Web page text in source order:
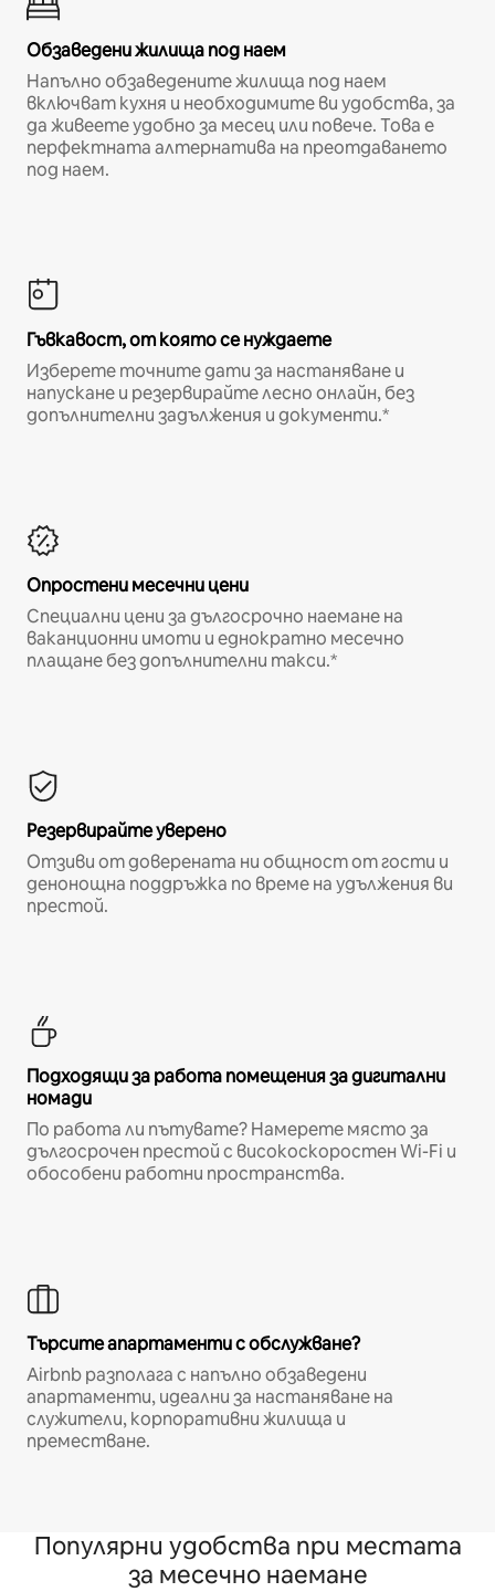
Обзаведени жилища под наем
Напълно обзаведените жилища под наем
включват кухня и необходимите ви удобства, за
да живеете удобно за месец или повече. Това е
перфектната алтернатива на преотдаването
под наем.
Гъвкавост, от която се нуждаете
Изберете точните дати за настаняване и
напускане и резервирайте лесно онлайн, без
допълнителни задължения и документи.*
Опростени месечни цени
Специални цени за дългосрочно наемане на
ваканционни имоти и еднократно месечно
плащане без допълнителни такси.*
Резервирайте уверено
Отзиви от доверената ни общност от гости и
денонощна поддръжка по време на удължения ви
престой.
Подходящи за работа помещения за дигитални
номади
По работа ли пътувате? Намерете място за
дългосрочен престой с високоскоростен Wi-Fi и
обособени работни пространства.
Търсите апартаменти с обслужване?
Airbnb разполага с напълно обзаведени
апартаменти, идеални за настаняване на
служители, корпоративни жилища и
преместване.
Популярни удобства при местата
за месечно наемане